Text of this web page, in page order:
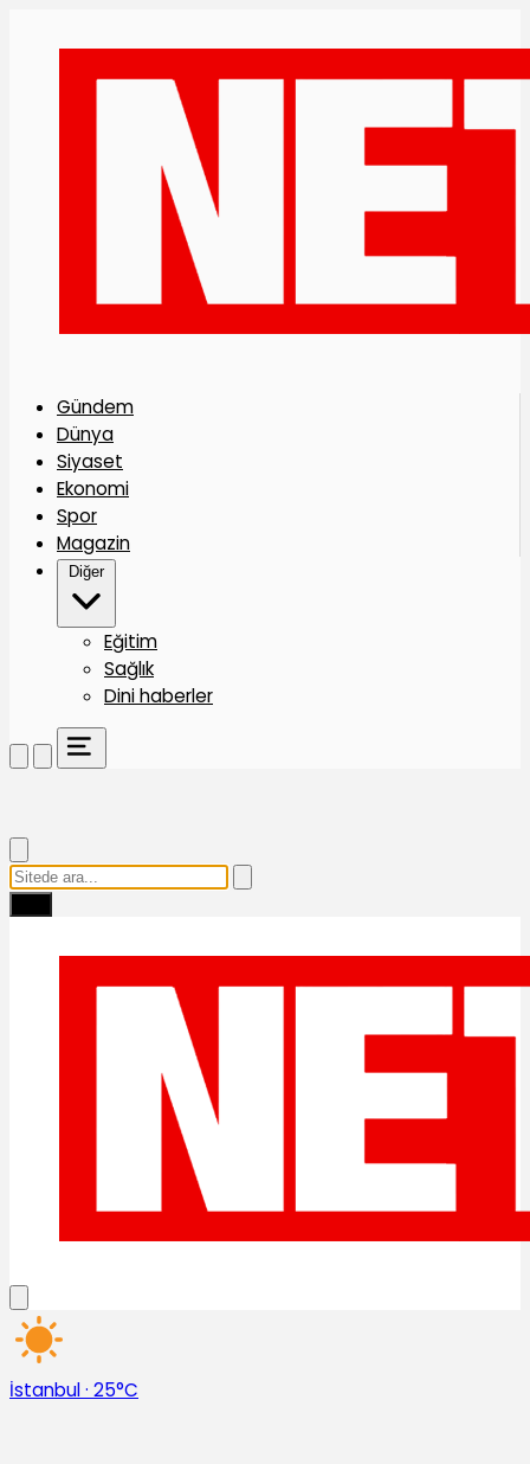
Gündem
Dünya
Siyaset
Ekonomi
Spor
Magazin
Diğer
Eğitim
Sağlık
Dini haberler
İstanbul· 25°C